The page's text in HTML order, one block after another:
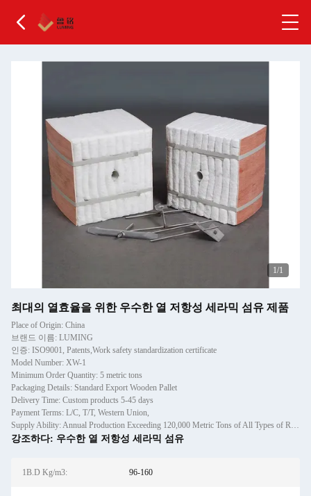
1/1
최대의 열효율을 위한 우수한 열 저항성 세라믹 섬유 제품
Place of Origin: China
브랜드 이름: LUMING
인증: ISO9001, Patents,Work safety standardization certificate
Model Number: XW-1
Minimum Order Quantity: 5 metric tons
Packaging Details: Standard Export Wooden Pallet
Delivery Time: Custom products 5-45 days
Payment Terms: L/C, T/T, Western Union,
Supply Ability: Annual Production Exceeding 120,000 Metric Tons of All Types of Refractory Materials Including Castables, Preforms, and Bric
강조하다: 우수한 열 저항성 세라믹 섬유
1B.D Kg/m3: 96-160